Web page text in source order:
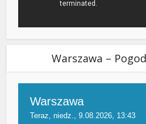
Warszawa –